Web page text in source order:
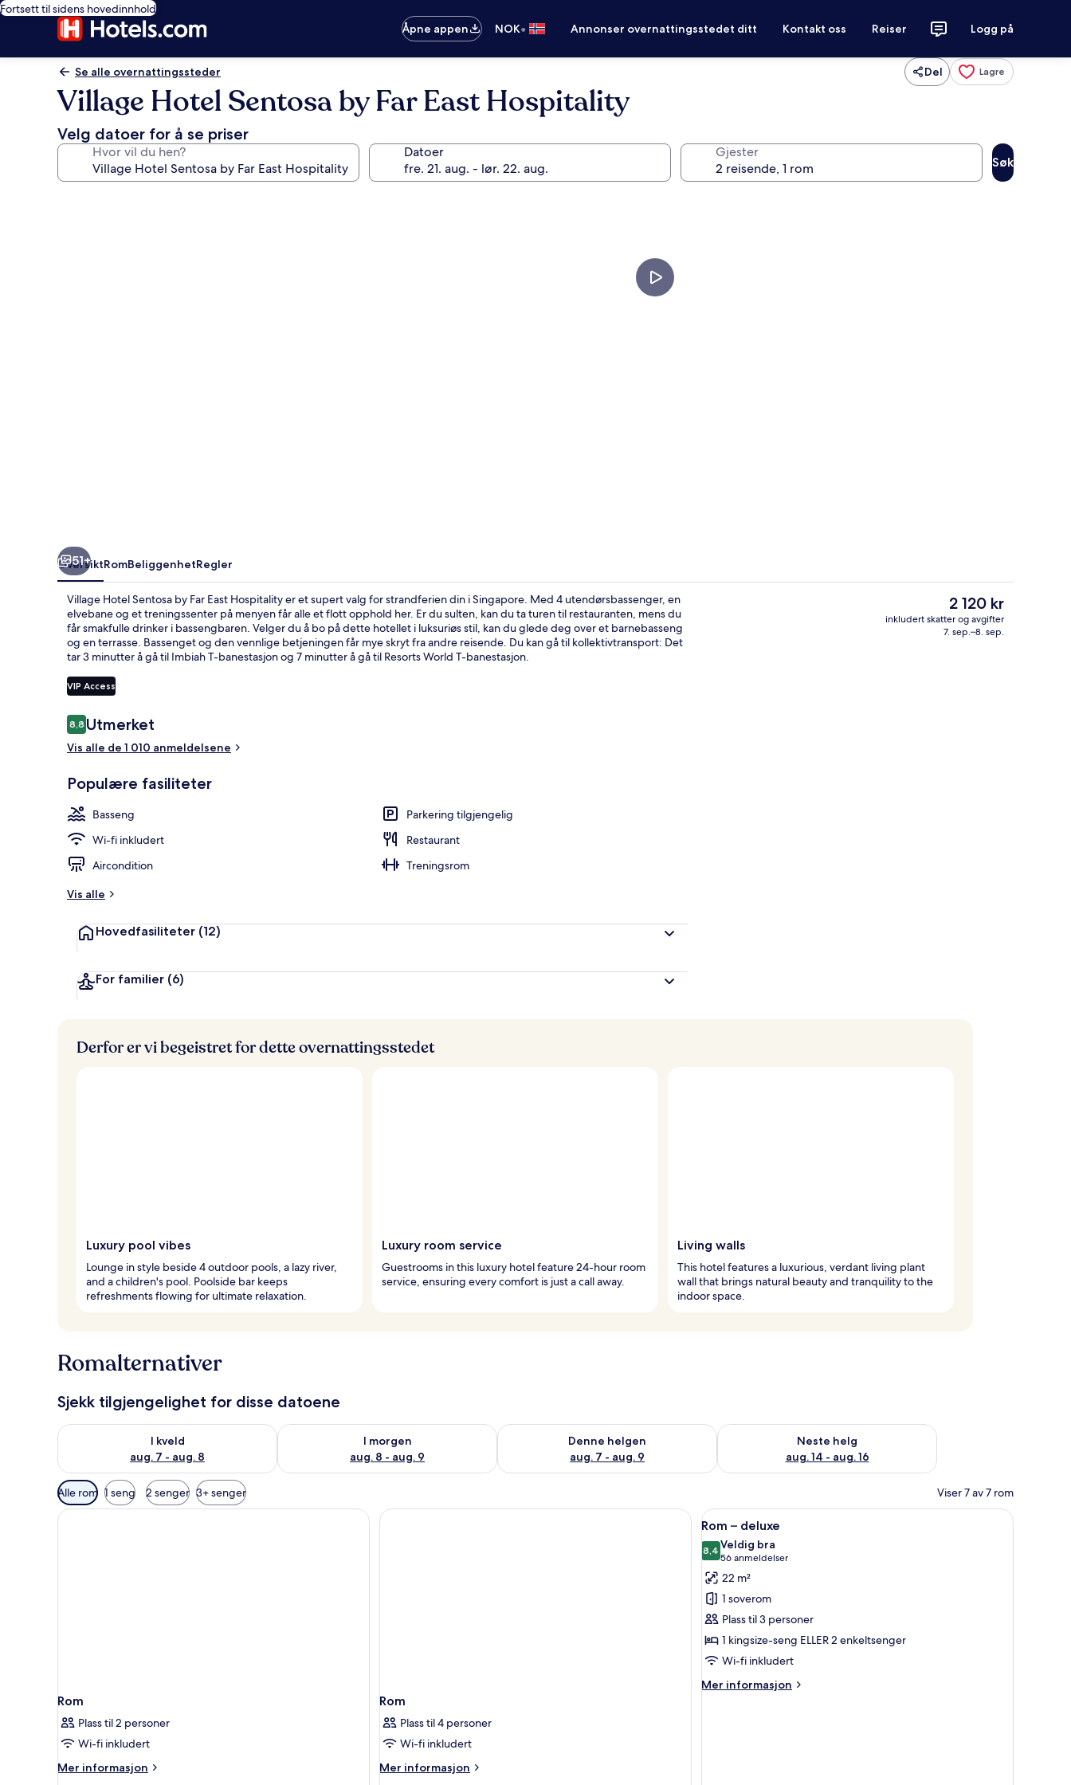
Fortsett til sidens hovedinnhold
Åpne appen
NOK• Annonser overnattingsstedet ditt Kontakt oss Reiser Logg på
Se alle overnattingssteder Del Lagre
Village Hotel Sentosa by Far East Hospitality
Velg datoer for å se priser
Hvor vil du hen? Datoer Gjester
Søk
Lobby
51+
OversiktRomBeliggenhetRegler
Village Hotel Sentosa by Far East Hospitality er et supert valg for strandferien din i Singapore. Med 4 utendørsbassenger, en
elvebane og et treningssenter på menyen får alle et flott opphold her. Er du sulten, kan du ta turen til restauranten, mens du
får smakfulle drinker i bassengbaren. Velger du å bo på dette hotellet i luksuriøs stil, kan du glede deg over et barnebasseng
og en terrasse. Bassenget og den vennlige betjeningen får mye skryt fra andre reisende. Du kan gå til kollektivtransport: Det
tar 3 minutter å gå til Imbiah T-banestasjon og 7 minutter å gå til Resorts World T-banestasjon.
VIP Access
Anmeldelser
8,88,8 av 10 –
Utmerket
Vis alle de 1 010 anmeldelsene
Populære fasiliteter
Basseng
Parkering tilgjengelig
Wi-fi inkludert
Restaurant
Aircondition
Treningsrom
Vis alle
Hovedfasiliteter (12)
For familier (6)
Den
nåværende
prisen
2 120 kr
inkludert skatter og avgifter
7. sep.–8. sep.
Derfor er vi begeistret for dette overnattingsstedet
Luxury pool vibes
Lounge in style beside 4 outdoor pools, a lazy river,
and a children's pool. Poolside bar keeps
refreshments flowing for ultimate relaxation.
Luxury room service
Guestrooms in this luxury hotel feature 24-hour room
service, ensuring every comfort is just a call away.
Living walls
This hotel features a luxurious, verdant living plant
wall that brings natural beauty and tranquility to the
indoor space.
Romalternativer
Sjekk tilgjengelighet for disse datoene
I kveld
aug. 7 - aug. 8
Sjekk tilgjengelighet for i kveld, aug. 7 - aug. 8
I morgen
aug. 8 - aug. 9
Sjekk tilgjengelighet for i morgen, aug. 8 - aug. 9
Denne helgen
aug. 7 - aug. 9
Sjekk tilgjengelighet for denne helgen, aug. 7 - aug. 9
Neste helg
aug. 14 - aug. 16
Sjekk tilgjengelighet for neste helg, aug. 14 - aug. 16
Tilgjengelige
filtre
for
Alle rom 1 seng 2 senger 3+ senger Viser 7 av 7 rom
Rom
Plass til 2 personer
Wi-fi inkludert
Mer informasjon
Mer
Rom
Plass til 4 personer
Wi-fi inkludert
Mer informasjon
Mer
Åpne
alle
bildene
av
Rom
–
deluxe
Safe på rommet, strykejern/-brett, wi-fi
7
Rom – deluxe
8,48,4 av 10
Veldig bra
56 anmeldelser
(56
anmeldelser)
22 m²
1 soverom
Plass til 3 personer
1 kingsize-seng ELLER 2 enkeltsenger
Wi-fi inkludert
Mer informasjon
Mer